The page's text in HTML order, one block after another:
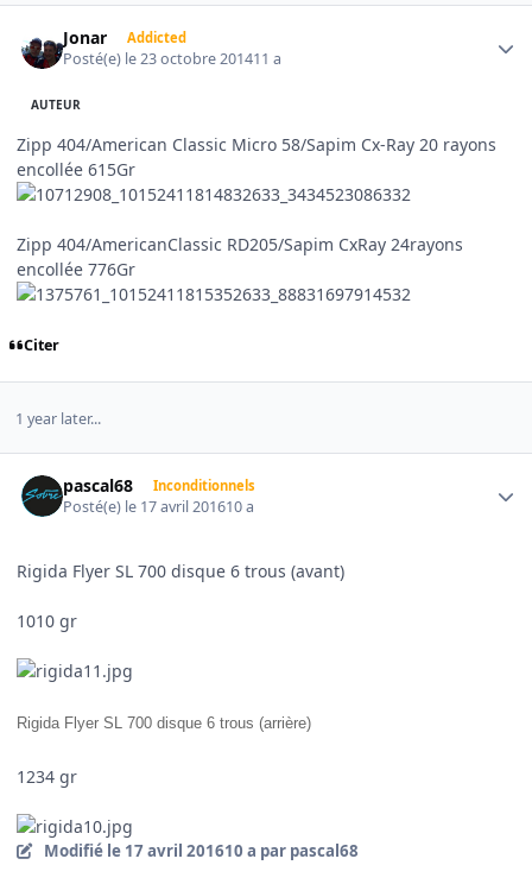
Jonar Addicted
Posté(e) le 23 octobre 201411 a
AUTEUR
Zipp 404/American Classic Micro 58/Sapim Cx-Ray 20 rayons
encollée 615Gr
Zipp 404/AmericanClassic RD205/Sapim CxRay 24rayons
encollée 776Gr
Citer
1 year later...
pascal68 Inconditionnels
Posté(e) le 17 avril 201610 a
Rigida Flyer SL 700 disque 6 trous (avant)
1010 gr
Rigida Flyer SL 700 disque 6 trous (arrière)
1234 gr
Modifié le 17 avril 201610 a par pascal68